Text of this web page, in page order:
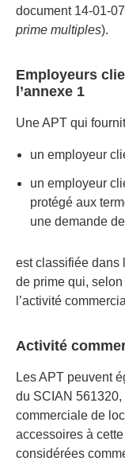
document 14-01-
prime multiples).
Employeurs
l’annexe 1
Une APT qui
un employeur
un employeur
protégé aux
une demande
est classifiée dans
de prime qui,
l’activité
Activité
Les APT peuvent
du SCIAN 561320,
commerciale de
accessoires à
considérées